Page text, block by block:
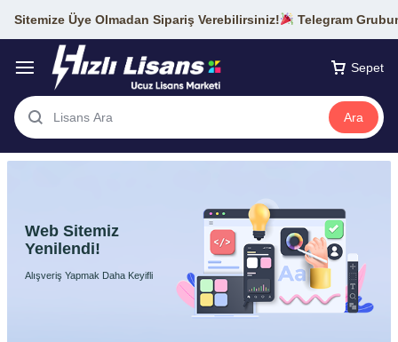
Sitemize Üye Olmadan Sipariş Verebilirsiniz! Telegram
Sepet
Ara
Web Sitemiz
Yenilendi!
Alışveriş Yapmak Daha Keyifli